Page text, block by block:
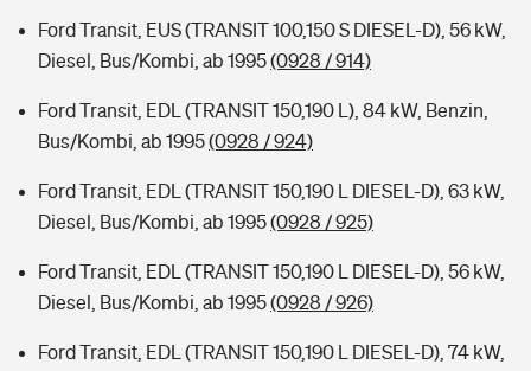
Ford Transit, EUS (TRANSIT 100,150 S DIESEL-D), 56 kW,
Diesel, Bus/Kombi, ab 1995(0928 / 914)
Ford Transit, EDL (TRANSIT 150,190 L), 84 kW, Benzin,
Bus/Kombi, ab 1995(0928 / 924)
Ford Transit, EDL (TRANSIT 150,190 L DIESEL-D), 63 kW,
Diesel, Bus/Kombi, ab 1995(0928 / 925)
Ford Transit, EDL (TRANSIT 150,190 L DIESEL-D), 56 kW,
Diesel, Bus/Kombi, ab 1995(0928 / 926)
Ford Transit, EDL (TRANSIT 150,190 L DIESEL-D), 74 kW,